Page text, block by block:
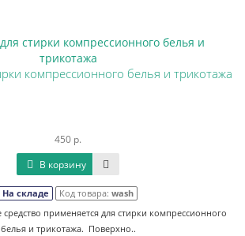
компрессионного белья и трикотажа
450 р.
В корзину
На складе Код товара: wash
применяется для стирки компрессионного
белья и трикотажа. Поверхно..